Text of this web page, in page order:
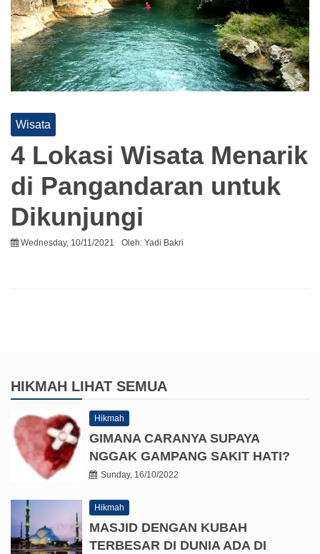
Wisata
4 Lokasi Wisata Menarik
di Pangandaran untuk
Dikunjungi
Wednesday, 10/11/2021 Oleh: Yadi Bakri
HIKMAH LIHAT SEMUA
Hikmah
GIMANA CARANYA SUPAYA
NGGAK GAMPANG SAKIT HATI?
Sunday, 16/10/2022
Hikmah
MASJID DENGAN KUBAH
TERBESAR DI DUNIA ADA DI